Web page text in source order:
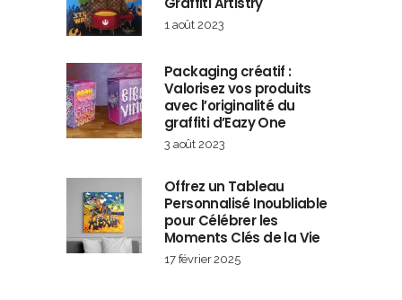
1 août 2023
Packaging créatif :
Valorisez vos produits
avec l’originalité du
graffiti d’Eazy One
3 août 2023
Offrez un Tableau
Personnalisé Inoubliable
pour Célébrer les
Moments Clés de la Vie
17 février 2025